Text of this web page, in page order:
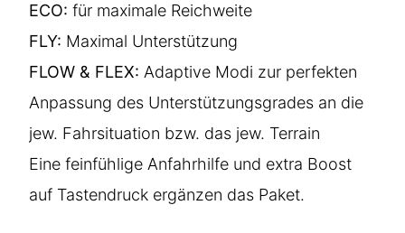
ECO: für maximale Reichweite
FLY: Maximal Unterstützung
FLOW & FLEX: Adaptive Modi zur perfekten
Anpassung des Unterstützungsgrades an die
jew. Fahrsituation bzw. das jew. Terrain
Eine feinfühlige Anfahrhilfe und extra Boost
auf Tastendruck ergänzen das Paket.